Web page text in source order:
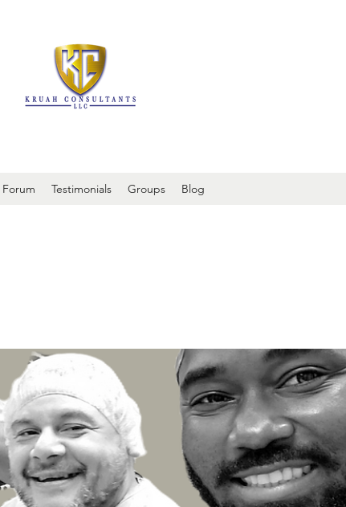
Forum Testimonials Groups Blog